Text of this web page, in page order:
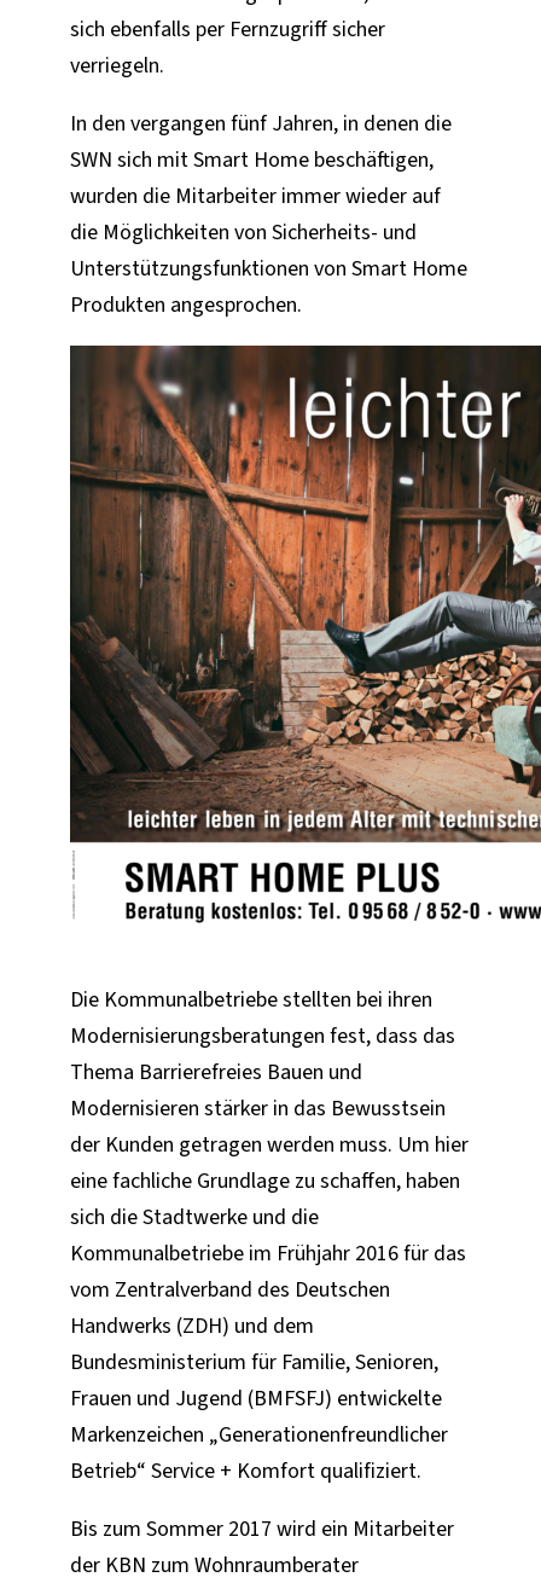
sich ebenfalls per Fernzugriff sicher
verriegeln.
In den vergangen fünf Jahren, in denen die
SWN sich mit Smart Home beschäftigen,
wurden die Mitarbeiter immer wieder auf
die Möglichkeiten von Sicherheits- und
Unterstützungsfunktionen von Smart Home
Produkten angesprochen.
Die Kommunalbetriebe stellten bei ihren
Modernisierungsberatungen fest, dass das
Thema Barrierefreies Bauen und
Modernisieren stärker in das Bewusstsein
der Kunden getragen werden muss. Um hier
eine fachliche Grundlage zu schaffen, haben
sich die Stadtwerke und die
Kommunalbetriebe im Frühjahr 2016 für das
vom Zentralverband des Deutschen
Handwerks (ZDH) und dem
Bundesministerium für Familie, Senioren,
Frauen und Jugend (BMFSFJ) entwickelte
Markenzeichen „Generationenfreundlicher
Betrieb“ Service + Komfort qualifiziert.
Bis zum Sommer 2017 wird ein Mitarbeiter
der KBN zum Wohnraumberater